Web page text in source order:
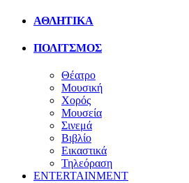
ΑΘΛΗΤΙΚΑ
ΠΟΛΙΤΣΜΟΣ
Θέατρο
Μουσική
Χορός
Μουσεία
Σινεμά
Βιβλίο
Εικαστικά
Τηλεόραση
ENTERTAINMENT